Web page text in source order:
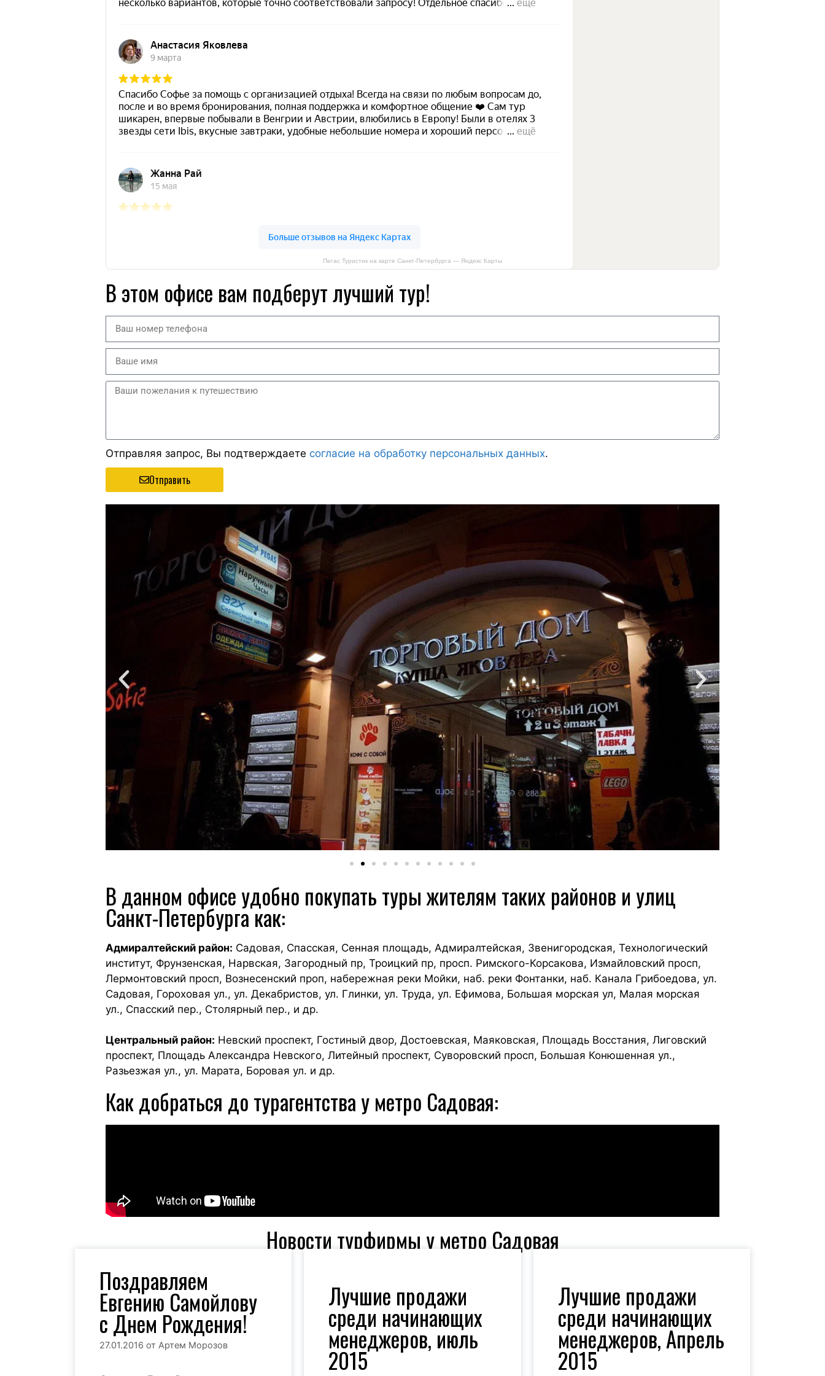
Пегас Туристик на карте Санкт‑Петербурга — Яндекс Карты
В этом офисе вам подберут лучший тур!
Отправляя запрос, Вы подтверждаете согласие на обработку персональных данных.
Отправить
В данном офисе удобно покупать туры жителям таких районов и улиц
Санкт-Петербурга как:
Адмиралтейский район: Садовая, Спасская, Сенная площадь, Адмиралтейская, Звенигородская, Технологический
институт, Фрунзенская, Нарвская, Загородный пр, Троицкий пр, просп. Римского-Корсакова, Измайловский просп,
Лермонтовский просп, Вознесенский проп, набережная реки Мойки, наб. реки Фонтанки, наб. Канала Грибоедова, ул.
Садовая, Гороховая ул., ул. Декабристов, ул. Глинки, ул. Труда, ул. Ефимова, Большая морская ул, Малая морская
ул., Спасский пер., Столярный пер., и др.
Центральный район: Невский проспект, Гостиный двор, Достоевская, Маяковская, Площадь Восстания, Лиговский
проспект, Площадь Александра Невского, Литейный проспект, Суворовский просп, Большая Конюшенная ул.,
Разьезжая ул., ул. Марата, Боровая ул. и др.
Как добраться до турагентства у метро Садовая:
Новости турфирмы у метро Садовая
Поздравляем
Евгению Самойлову
с Днем Рождения!
27.01.2016 от Артем Морозов
Лучшие продажи
среди начинающих
менеджеров, июль
2015
Лучшие продажи
среди начинающих
менеджеров, Апрель
2015